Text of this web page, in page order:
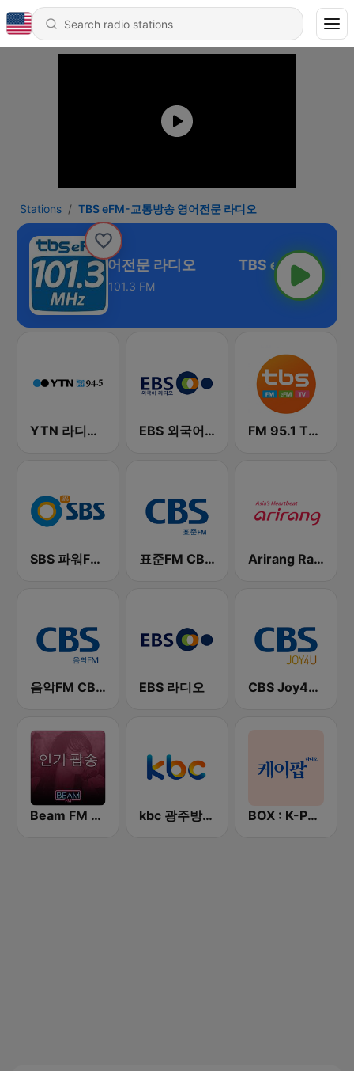
Stations TBS eFM-교통방송 영어전문 라디오
교통방송 영어전문 라디오
101.3 FM
YTN 라디오 (YTN FM) - 24 Hours News Channel EBS 외국어 라디오 (i-radio) FM 95.1 TBS fm
SBS 파워FM-SBS 라디오 표준FM CBS 라디오 (Standard FM) Arirang Radio
음악FM CBS 라디오 (Music FM) EBS 라디오 CBS Joy4U-CBS 라디오
Beam FM - 취향저격 감각 팝송 kbc 광주방송 MyFM BOX : K-POP 케이팝